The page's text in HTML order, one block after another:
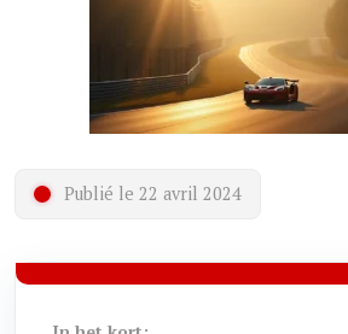
Publié le 22 avril 2024